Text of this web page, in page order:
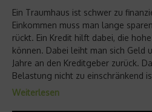
Ein Traumhaus ist schwer zu
Einkommen muss man lange
rückt. Ein Kredit hilft dabei, die
können. Dabei leiht man sich Geld
Jahre an den Kreditgeber zurück.
Belastung nicht zu einschränkend
Weiterlesen